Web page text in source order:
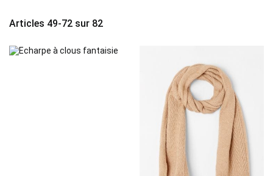
Articles 49-72 sur 82